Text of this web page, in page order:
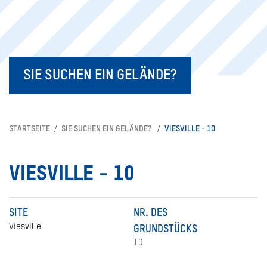
SIE SUCHEN EIN GELÄNDE?
STARTSEITE SIE SUCHEN EIN GELÄNDE? VIESVILLE - 10
VIESVILLE - 10
SITE
Viesville
NR. DES
GRUNDSTÜCKS
10